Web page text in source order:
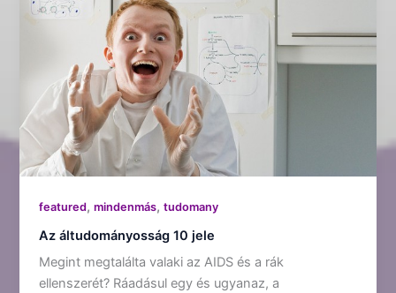
featured,mindenmás,tudomany
Az áltudományosság 10 jele
Megint megtalálta valaki az AIDS és a rák
ellenszerét? Ráadásul egy és ugyanaz, a